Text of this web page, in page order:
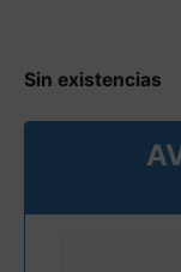
Sin existencias